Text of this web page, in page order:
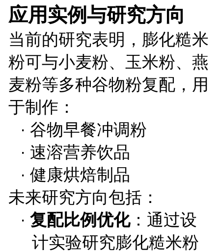
应用实例与研究方向
当前的研究表明，膨化糙米
粉可与小麦粉、玉米粉、燕
麦粉等多种谷物粉复配，用
于制作：
· 谷物早餐冲调粉
· 速溶营养饮品
· 健康烘焙制品
未来研究方向包括：
· 复配比例优化：通过设
计实验研究膨化糙米粉